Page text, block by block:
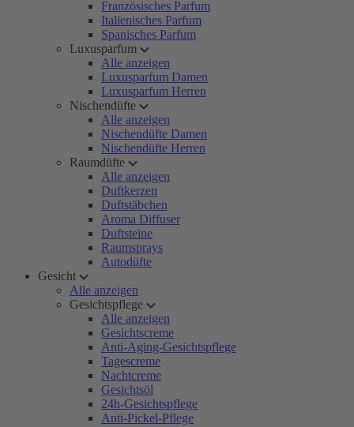
Französisches Parfum
Italienisches Parfum
Spanisches Parfum
Luxusparfum
Alle anzeigen
Luxusparfum Damen
Luxusparfum Herren
Nischendüfte
Alle anzeigen
Nischendüfte Damen
Nischendüfte Herren
Raumdüfte
Alle anzeigen
Duftkerzen
Duftstäbchen
Aroma Diffuser
Duftsteine
Raumsprays
Autodüfte
Gesicht
Alle anzeigen
Gesichtspflege
Alle anzeigen
Gesichtscreme
Anti-Aging-Gesichtspflege
Tagescreme
Nachtcreme
Gesichtsöl
24h-Gesichtspflege
Anti-Pickel-Pflege